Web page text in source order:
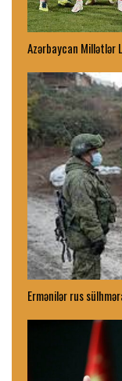
Azərbaycan Millətlər
Ermənilər rus